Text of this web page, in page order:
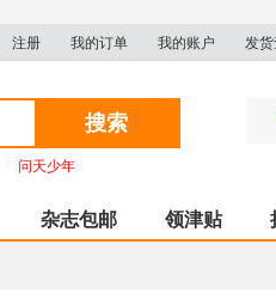
注册 我的订单 我的账户 发货
搜索
问天少年
杂志包邮 领津贴